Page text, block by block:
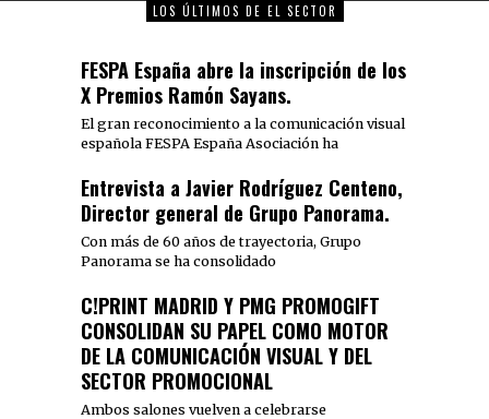
LOS ÚLTIMOS DE EL SECTOR
FESPA España abre la inscripción de los
X Premios Ramón Sayans.
El gran reconocimiento a la comunicación visual
española FESPA España Asociación ha
Entrevista a Javier Rodríguez Centeno,
Director general de Grupo Panorama.
Con más de 60 años de trayectoria, Grupo
Panorama se ha consolidado
C!PRINT MADRID Y PMG PROMOGIFT
CONSOLIDAN SU PAPEL COMO MOTOR
DE LA COMUNICACIÓN VISUAL Y DEL
SECTOR PROMOCIONAL
Ambos salones vuelven a celebrarse